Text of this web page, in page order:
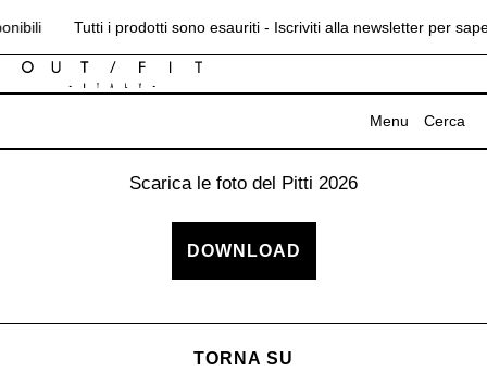
Tutti i prodotti sono esauriti - Iscriviti alla newsletter per
Menu Cerca
CHIUDI
Scarica le foto del Pitti 2026
DOWNLOAD
TORNA SU